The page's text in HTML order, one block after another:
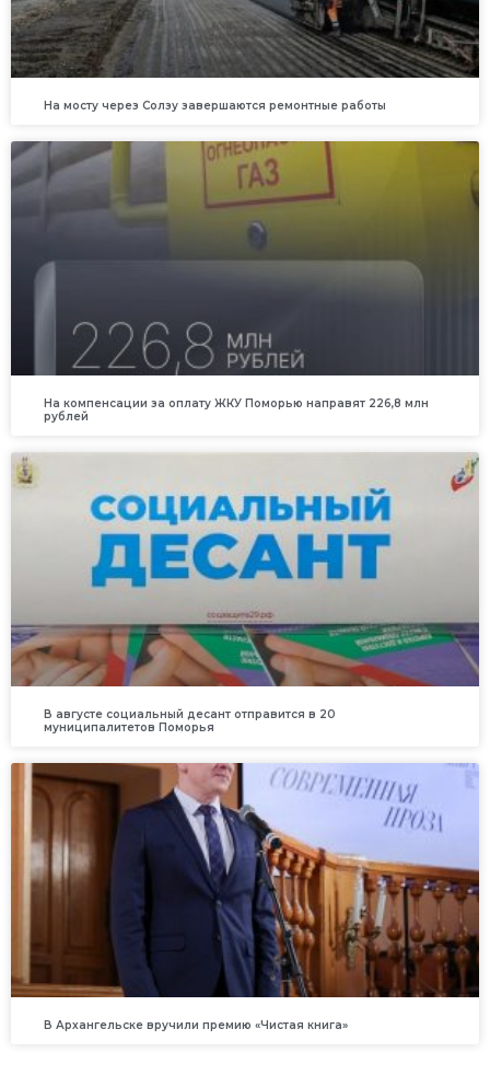
На мосту через Солзу завершаются ремонтные работы
На компенсации за оплату ЖКУ Поморью направят 226,8 млн
рублей
В августе социальный десант отправится в 20
муниципалитетов Поморья
В Архангельске вручили премию «Чистая книга»